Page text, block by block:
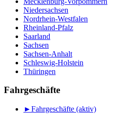
Niedersachsen
Nordrhein-Westfalen
Rheinland-Pfalz
Saarland
Sachsen
Sachsen-Anhalt
Schleswig-Holstein
Thüringen
Fahrgeschäfte
►Fahrgeschäfte (aktiv)